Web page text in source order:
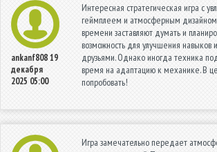
ankanf80819
декабря
2025 05:00
Интересная стратегическая игра с
геймплеем и атмосферным
времени заставляют думать и
возможность для улучшения навыков
друзьями. Однако иногда техника
время на адаптацию к механике. В
попробовать!
Игра замечательно передает